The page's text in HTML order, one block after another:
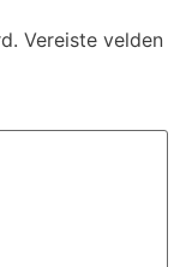
Vereiste velden